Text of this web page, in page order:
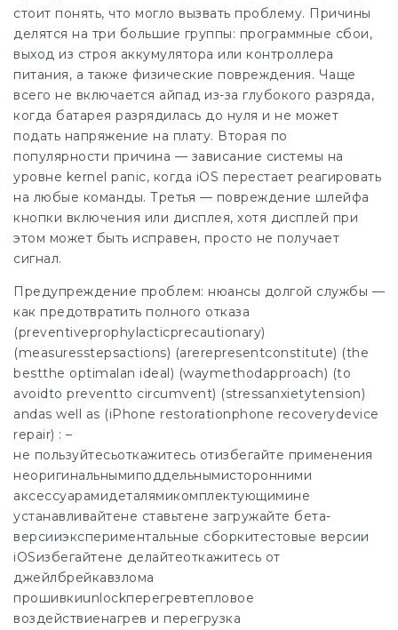
стоит понять, что могло вызвать проблему. Причины
делятся на три большие группы: программные сбои,
выход из строя аккумулятора или контроллера
питания, а также физические повреждения. Чаще
всего не включается айпад из-за глубокого разряда,
когда батарея разрядилась до нуля и не может
подать напряжение на плату. Вторая по
популярности причина — зависание системы на
уровне kernel panic, когда iOS перестает реагировать
на любые команды. Третья — повреждение шлейфа
кнопки включения или дисплея, хотя дисплей при
этом может быть исправен, просто не получает
сигнал.
Предупреждение проблем: нюансы долгой службы —
как предотвратить полного отказа
(preventiveprophylacticprecautionary)
(measuresstepsactions) (arerepresentconstitute) (the
bestthe optimalan ideal) (waymethodapproach) (to
avoidto preventto circumvent) (stressanxietytension)
andas well as (iPhone restorationphone recoverydevice
repair) : –
не пользуйтесьоткажитесь отизбегайте применения
неоригинальнымиподдельнымисторонними
аксессуарамидеталямикомплектующимине
устанавливайтене ставьтене загружайте бета-
версииэкспериментальные сборкитестовые версии
iOSизбегайтене делайтеоткажитесь от
джейлбрейкавзлома
прошивкиunlockперегревтепловое
воздействиенагрев и перегрузка